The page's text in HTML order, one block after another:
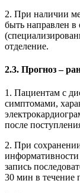
2. При наличии
быть направлен
отделение.
2.3. Прогноз –
1. Пациентам с
симптомами,
после
2. При
запись
30 мин в течение